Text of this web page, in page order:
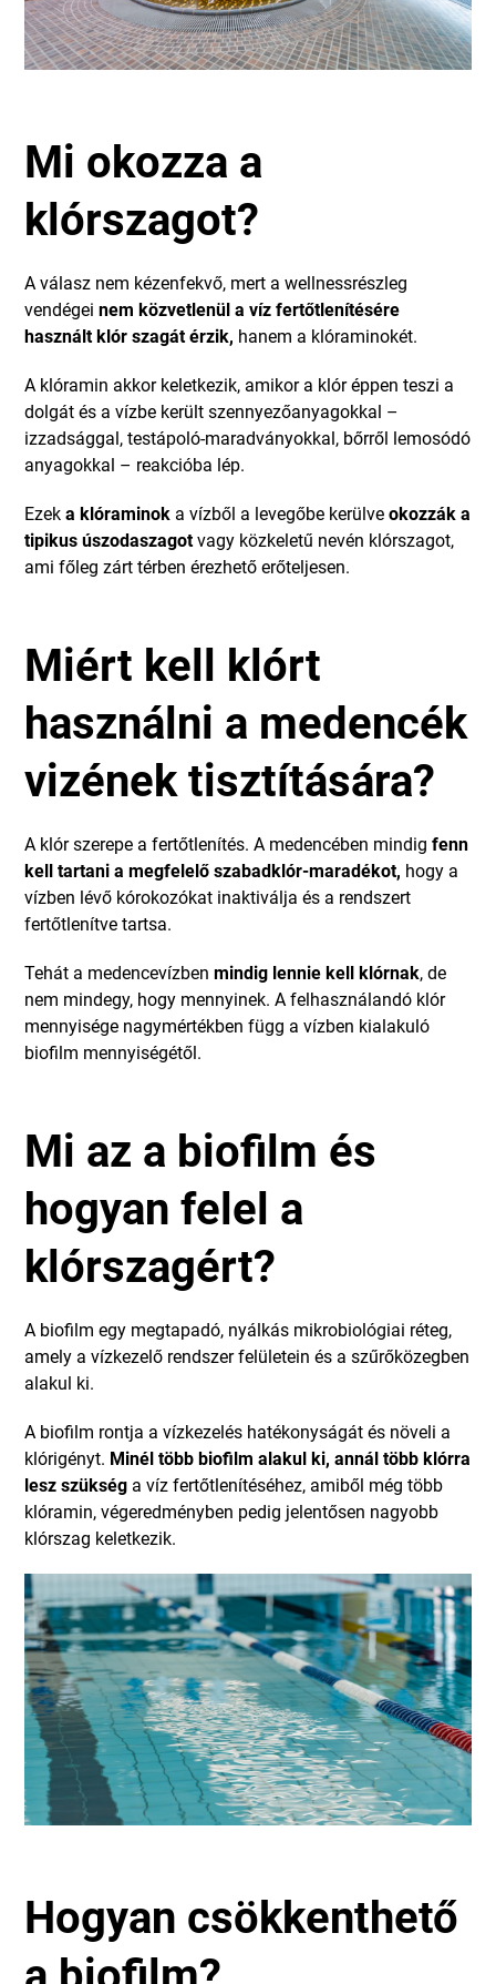
Mi okozza a
klórszagot?
A válasz nem kézenfekvő, mert a wellnessrészleg
vendégeinem közvetlenül a víz fertőtlenítésére
használt klór szagát érzik, hanem a klóraminokét.
A klóramin akkor keletkezik, amikor a klór éppen teszi a
dolgát és a vízbe került szennyezőanyagokkal –
izzadsággal, testápoló-maradványokkal, bőrről lemosódó
anyagokkal – reakcióba lép.
Ezeka klóraminok a vízből a levegőbe kerülveokozzák a
tipikus úszodaszagotvagy közkeletű nevén klórszagot,
ami főleg zárt térben érezhető erőteljesen.
Miért kell klórt
használni a medencék
vizének tisztítására?
A klór szerepe a fertőtlenítés. A medencében mindig fenn
kell tartani a megfelelő szabadklór-maradékot, hogy a
vízben lévő kórokozókat inaktiválja és a rendszert
fertőtlenítve tartsa.
Tehát a medencevízbenmindig lennie kell klórnak, de
nem mindegy, hogy mennyinek. A felhasználandó klór
mennyisége nagymértékben függ a vízben kialakuló
biofilm mennyiségétől.
Mi az a biofilm és
hogyan felel a
klórszagért?
A biofilm egy megtapadó, nyálkás mikrobiológiai réteg,
amely a vízkezelő rendszer felületein és a szűrőközegben
alakul ki.
A biofilm rontja a vízkezelés hatékonyságát és növeli a
klórigényt. Minél több biofilm alakul ki, annál több klórra
lesz szükség a víz fertőtlenítéséhez, amiből még több
klóramin, végeredményben pedig jelentősen nagyobb
klórszag keletkezik.
Hogyan csökkenthető